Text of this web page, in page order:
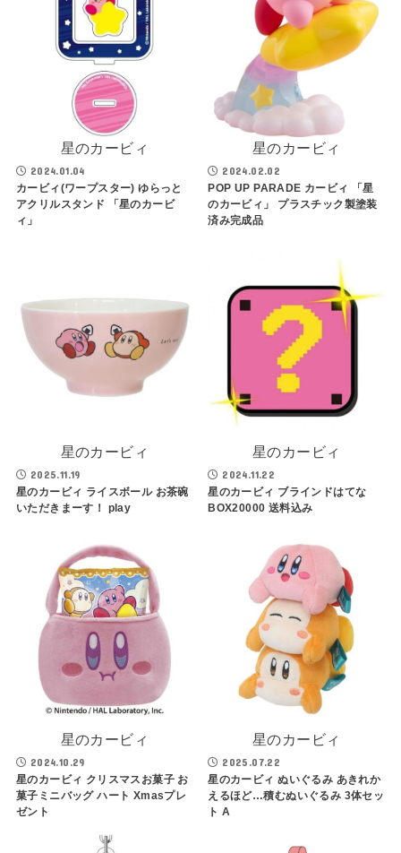
星のカービィ
2024.01.04
カービィ(ワープスター) ゆらっと
アクリルスタンド 「星のカービ
ィ」
星のカービィ
2024.02.02
POP UP PARADE カービィ 「星
のカービィ」 プラスチック製塗装
済み完成品
星のカービィ
2025.11.19
星のカービィ ライスボール お茶碗
いただきまーす！ play
星のカービィ
2024.11.22
星のカービィ ブラインドはてな
BOX20000 送料込み
星のカービィ
2024.10.29
星のカービィ クリスマスお菓子 お
菓子ミニバッグ ハート Xmasプレ
ゼント
星のカービィ
2025.07.22
星のカービィ ぬいぐるみ あきれか
えるほど…積むぬいぐるみ 3体セッ
ト A